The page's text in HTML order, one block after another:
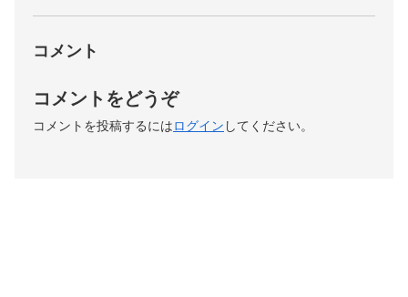
コメント
コメントをどうぞ
コメントを投稿するにはログイン してください。